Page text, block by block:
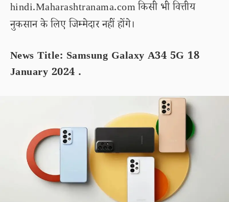
hindi.Maharashtranama.com किसी भी वित्तीय
नुकसान के लिए जिम्मेदार नहीं होंगे।
News Title: Samsung Galaxy A34 5G 18
January 2024 .